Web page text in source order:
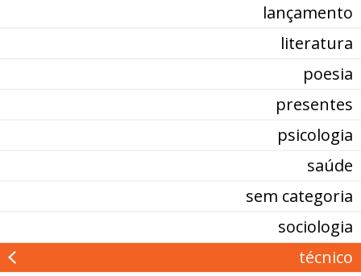
lançamento
literatura
poesia
presentes
psicologia
saúde
sem categoria
sociologia
técnico